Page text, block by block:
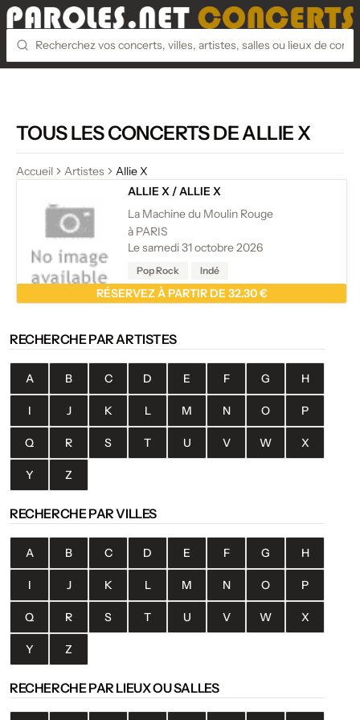
TOUS LES CONCERTS DE ALLIE X
Accueil Artistes
Allie X
ALLIE X /ALLIE X
La Machine du Moulin Rouge
à PARIS
Le samedi 31 octobre 2026
Pop Rock Indé
RÉSERVEZ À PARTIR DE 32.30 €
RECHERCHE PAR ARTISTES
A B C D E F G H
I J K L M N O P
Q R S T U V W X
Y Z
RECHERCHE PAR VILLES
A B C D E F G H
I J K L M N O P
Q R S T U V W X
Y Z
RECHERCHE PAR LIEUX OU SALLES